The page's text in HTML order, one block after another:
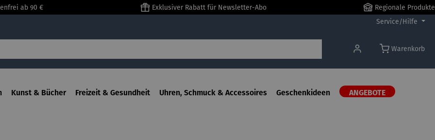
ab 90 € Exklusiver Rabatt für Newsletter-Abo
Regionale Produkte
Service/Hilfe
Warenkorb
Kunst & Bücher Freizeit & Gesundheit Uhren, Schmuck & Accessoires Geschenkideen ANGEBOTE